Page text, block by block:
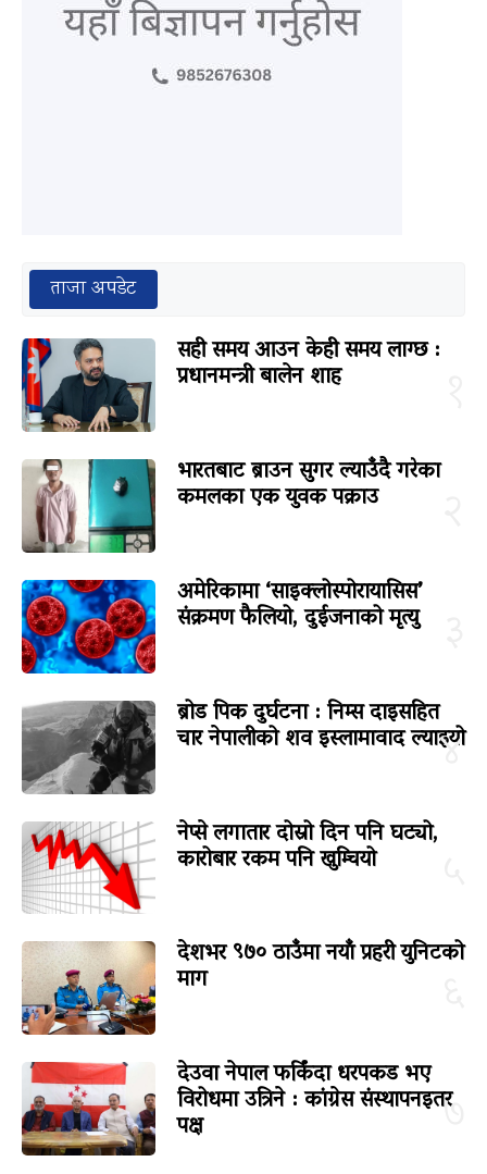
ताजा अपडेट
सही समय आउन केही समय लाग्छ :
प्रधानमन्त्री बालेन शाह
भारतबाट ब्राउन सुगर ल्याउँदै गरेका
कमलका एक युवक पक्राउ
अमेरिकामा ‘साइक्लोस्पोरायासिस’
संक्रमण फैलियो, दुईजनाको मृत्यु
४
ब्रोड पिक दुर्घटना : निम्स दाइसहित
चार नेपालीको शव इस्लामावाद ल्याइयो
नेप्से लगातार दोस्रो दिन पनि घट्यो,
कारोबार रकम पनि खुम्चियो
देशभर ९७० ठाउँमा नयाँ प्रहरी युनिटको
माग
७
देउवा नेपाल फर्किंदा धरपकड भए
विरोधमा उत्रिने : कांग्रेस संस्थापनइतर
पक्ष